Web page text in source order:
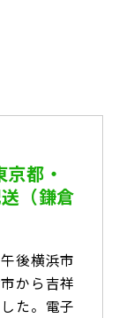
都・
（鎌倉
後横浜市
から吉祥
た。電子